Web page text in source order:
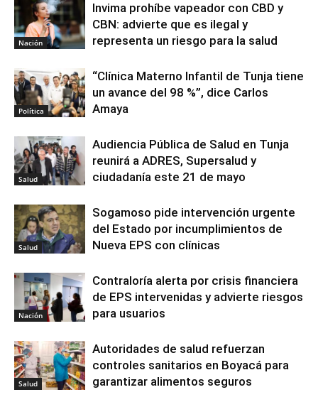
Nación
Invima prohíbe vapeador con CBD y
CBN: advierte que es ilegal y
representa un riesgo para la salud
Política
“Clínica Materno Infantil de Tunja tiene
un avance del 98 %”, dice Carlos
Amaya
Salud
Audiencia Pública de Salud en Tunja
reunirá a ADRES, Supersalud y
ciudadanía este 21 de mayo
Salud
Sogamoso pide intervención urgente
del Estado por incumplimientos de
Nueva EPS con clínicas
Nación
Contraloría alerta por crisis financiera
de EPS intervenidas y advierte riesgos
para usuarios
Salud
Autoridades de salud refuerzan
controles sanitarios en Boyacá para
garantizar alimentos seguros